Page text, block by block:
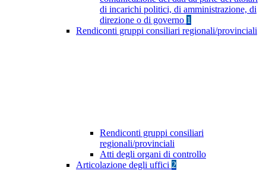
di incarichi politici, di amministrazione, di
direzione o di governo 1
Rendiconti gruppi consiliari regionali/provinciali
Rendiconti gruppi consiliari
regionali/provinciali
Atti degli organi di controllo
Articolazione degli uffici 2